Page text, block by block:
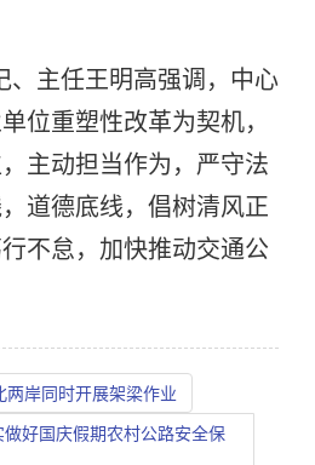
主任王明高强调，中心
位重塑性改革为契机，
主动担当作为，严守法
道德底线，倡树清风正
不怠，加快推动交通公
岸同时开展架梁作业
好国庆假期农村公路安全保